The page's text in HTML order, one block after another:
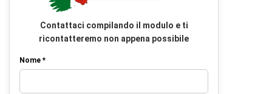
Contattaci compilando il modulo e ti
ricontatteremo non appena possibile
Nome *